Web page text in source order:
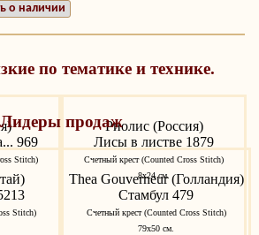
о наличии
по тематике и технике.
969
Stitch)
Риолис (Россия)
Лисы в листве 1879
Счетный крест (Counted Cross Stitch)
8х24 см.
Лидеры продаж
Stitch)
Thea Gouverneur (Голландия)
Стамбул 479
Счетный крест (Counted Cross Stitch)
79х50 см.